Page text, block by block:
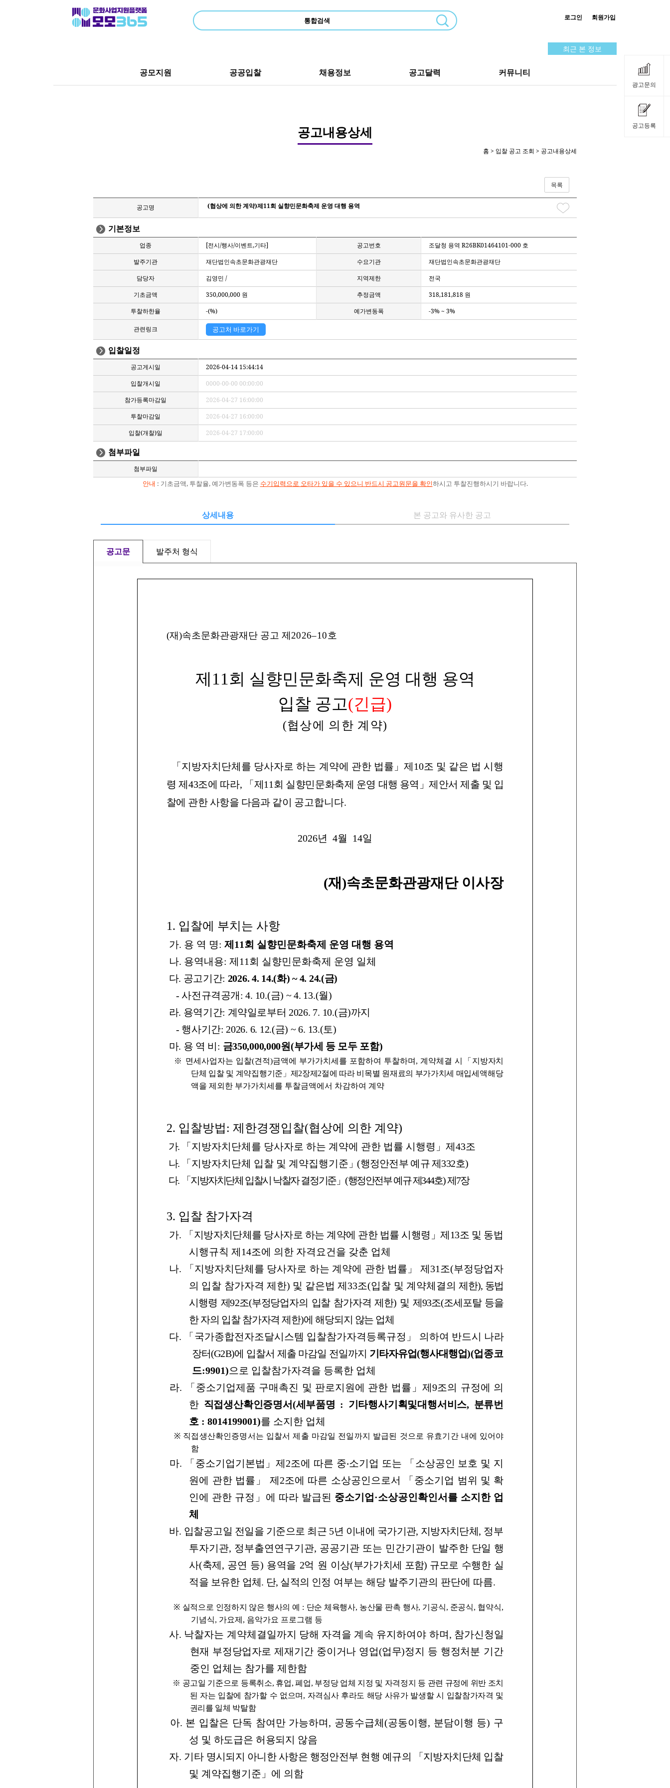
광고문의
공고등록
로그인 회원가입
최근 본 정보
공모지원 공공입찰 채용정보 공고달력 커뮤니티
공고내용상세
홈 > 입찰 공고 조회 > 공고내용상세
목록
공고명 (협상에 의한 계약)제11회 실향민문화축제 운영 대행 용역
기본정보
업종 [전시/행사/이벤트,기타] 공고번호
조달청 용역 R26BK01464101-000 호
발주기관
재단법인속초문화관광재단 수요기관
재단법인속초문화관광재단
담당자
김영민 / 지역제한
전국
기초금액
350,000,000 원 추정금액
318,181,818 원
투찰하한율
-(%) 예가변동폭 -3% ~ 3%
관련링크 공고처 바로가기
입찰일정
공고게시일
2026-04-14 15:44:14
입찰개시일
0000-00-00 00:00:00
참가등록마감일
2026-04-27 16:00:00
투찰마감일
2026-04-27 16:00:00
입찰(개찰)일
2026-04-27 17:00:00
첨부파일
첨부파일
안내 : 기초금액, 투찰율, 예가변동폭 등은 수기입력으로 오타가 있을 수 있으니 반드시 공고원문을 확인하시고 투찰진행하시기 바랍니다.
상세내용 본 공고와 유사한 공고
공고문 발주처 형식
(재)속초문화관광재단 공고 제2026–10호
제11회 실향민문화축제 운영 대행 용역
입찰 공고(긴급)
(협상에 의한 계약)
「지방자치단체를 당사자로 하는 계약에 관한 법률」제10조 및 같은 법 시행
령 제43조에 따라, 「제11회 실향민문화축제 운영 대행 용역 」제안서 제출 및 입
찰에 관한 사항을 다음과 같이 공고합니다.
2026년 4월 14일
(재 )속초문화관광재단 이사장
1. 입찰에 부치는 사항
가. 용 역 명: 제11회 실향민문화축제 운영 대행 용역
나. 용역내용: 제11회 실향민문화축제 운영 일체
다. 공고기간: 2026. 4. 14.(화) ~ 4. 24.(금)
- 사전규격공개: 4. 10.(금) ~ 4. 13.(월)
라. 용역기간: 계약일로부터 2026. 7. 10.(금)까지
- 행사기간: 2026. 6. 12.(금) ~ 6. 13.(토)
마. 용 역 비: 금350,000,000원(부가세 등 모두 포함)
※ 면세사업자는 입찰(견적)금액에 부가가치세를 포함하여 투찰하며 ,계약체결 시「지방자치
단체 입찰 및 계약집행기준」제 2장제 2절에 따라 비목별 원재료의 부가가치세 매입세액해당
액을 제외한 부가가치세를 투찰금액에서 차감하여 계약
2. 입찰방법: 제한경쟁입찰(협상에 의한 계약)
가. 「지방자치단체를 당사자로 하는 계약에 관한 법률 시행령」제43조
나. 「지방자치단체 입찰 및 계약집행기준 」(행정안전부 예규 제332호)
다. 「지방자치단체 입찰시 낙찰자 결정기준」(행정안전부예규제344호)제7장
3. 입찰 참가자격
가. 「지방자치단체를 당사자로 하는 계약에 관한 법률 시행령 」제13조 및 동법
시행규칙 제14조에 의한 자격요건을 갖춘 업체
나. 「지방자치단체를 당사자로 하는 계약에 관한 법률」 제31 조(부정당업자
의 입찰 참가자격 제한) 및 같은법 제33조(입찰 및 계약체결의 제한), 동법
시행령 제92조(부정당업자의 입찰 참가자격 제한) 및 제93조(조세포탈 등을
한 자의 입찰 참가자격 제한)에 해당되지 않는 업체
다. 「국가종합전자조달시스템 입찰참가자격등록규정 」 의하여 반드시 나라
장터(G2B)에 입찰서 제출 마감일 전일까지 기타자유업(행사대행업)(업종코
드:9901)으로 입찰참가자격을 등록한 업체
라. 「중소기업제품 구매촉진 및 판로지원에 관한 법률」제9조의 규정에 의
한 직접생산확인증명서(세부품명 : 기타행사기획및대행서비스, 분류번
호 : 8014199001)를 소지한 업체
※ 직접생산확인증명서는 입찰서 제출 마감일 전일까지 발급된 것으로 유효기간 내에 있어야
함
마. 「중소기업기본법」제2조에 따른 중‧소기업 또는 「소상공인 보호 및 지
원에 관한 법률」 제2조에 따른 소상공인으로서 「중소기업 범위 및 확
인에 관한 규정」에 따라 발급된 중소기업·소상공인확인서를 소지한 업
체
바. 입찰공고일 전일을 기준으로 최근 5년 이내에 국가기관, 지방자치단체, 정부
투자기관, 정부출연연구기관, 공공기관 또는 민간기관이 발주한 단일 행
사(축제, 공연 등) 용역을 2억 원 이상(부가가치세 포함) 규모로 수행한 실
적을 보유한 업체. 단, 실적의 인정 여부는 해당 발주기관의 판단에 따름.
※ 실적으로 인정하지 않은 행사의 예 : 단순 체육행사, 농산물 판촉 행사, 기공식, 준공식, 협약식,
기념식, 가요제 , 음악가요 프로그램 등
사. 낙찰자는 계약체결일까지 당해 자격을 계속 유지하여야 하며, 참가신청일
현재 부정당업자로 제재기간 중이거나 영업(업무)정지 등 행정처분 기간
중인 업체는 참가를 제한함
※ 공고일 기준으로 등록취소, 휴업,폐업, 부정당 업체 지정 및 자격정지 등 관련 규정에 위반 조치
된 자는 입찰에 참가할 수 없으며 , 자격심사 후라도 해당 사유가 발생할 시 입찰참가자격 및
권리를 일체 박탈함
아. 본 입찰은 단독 참여만 가능하며, 공동수급체(공동이행, 분담이행 등) 구
성 및 하도급은 허용되지 않음
자. 기타 명시되지 아니한 사항은 행정안전부 현행 예규의 「지방자치단체 입찰
및 계약집행기준」에 의함